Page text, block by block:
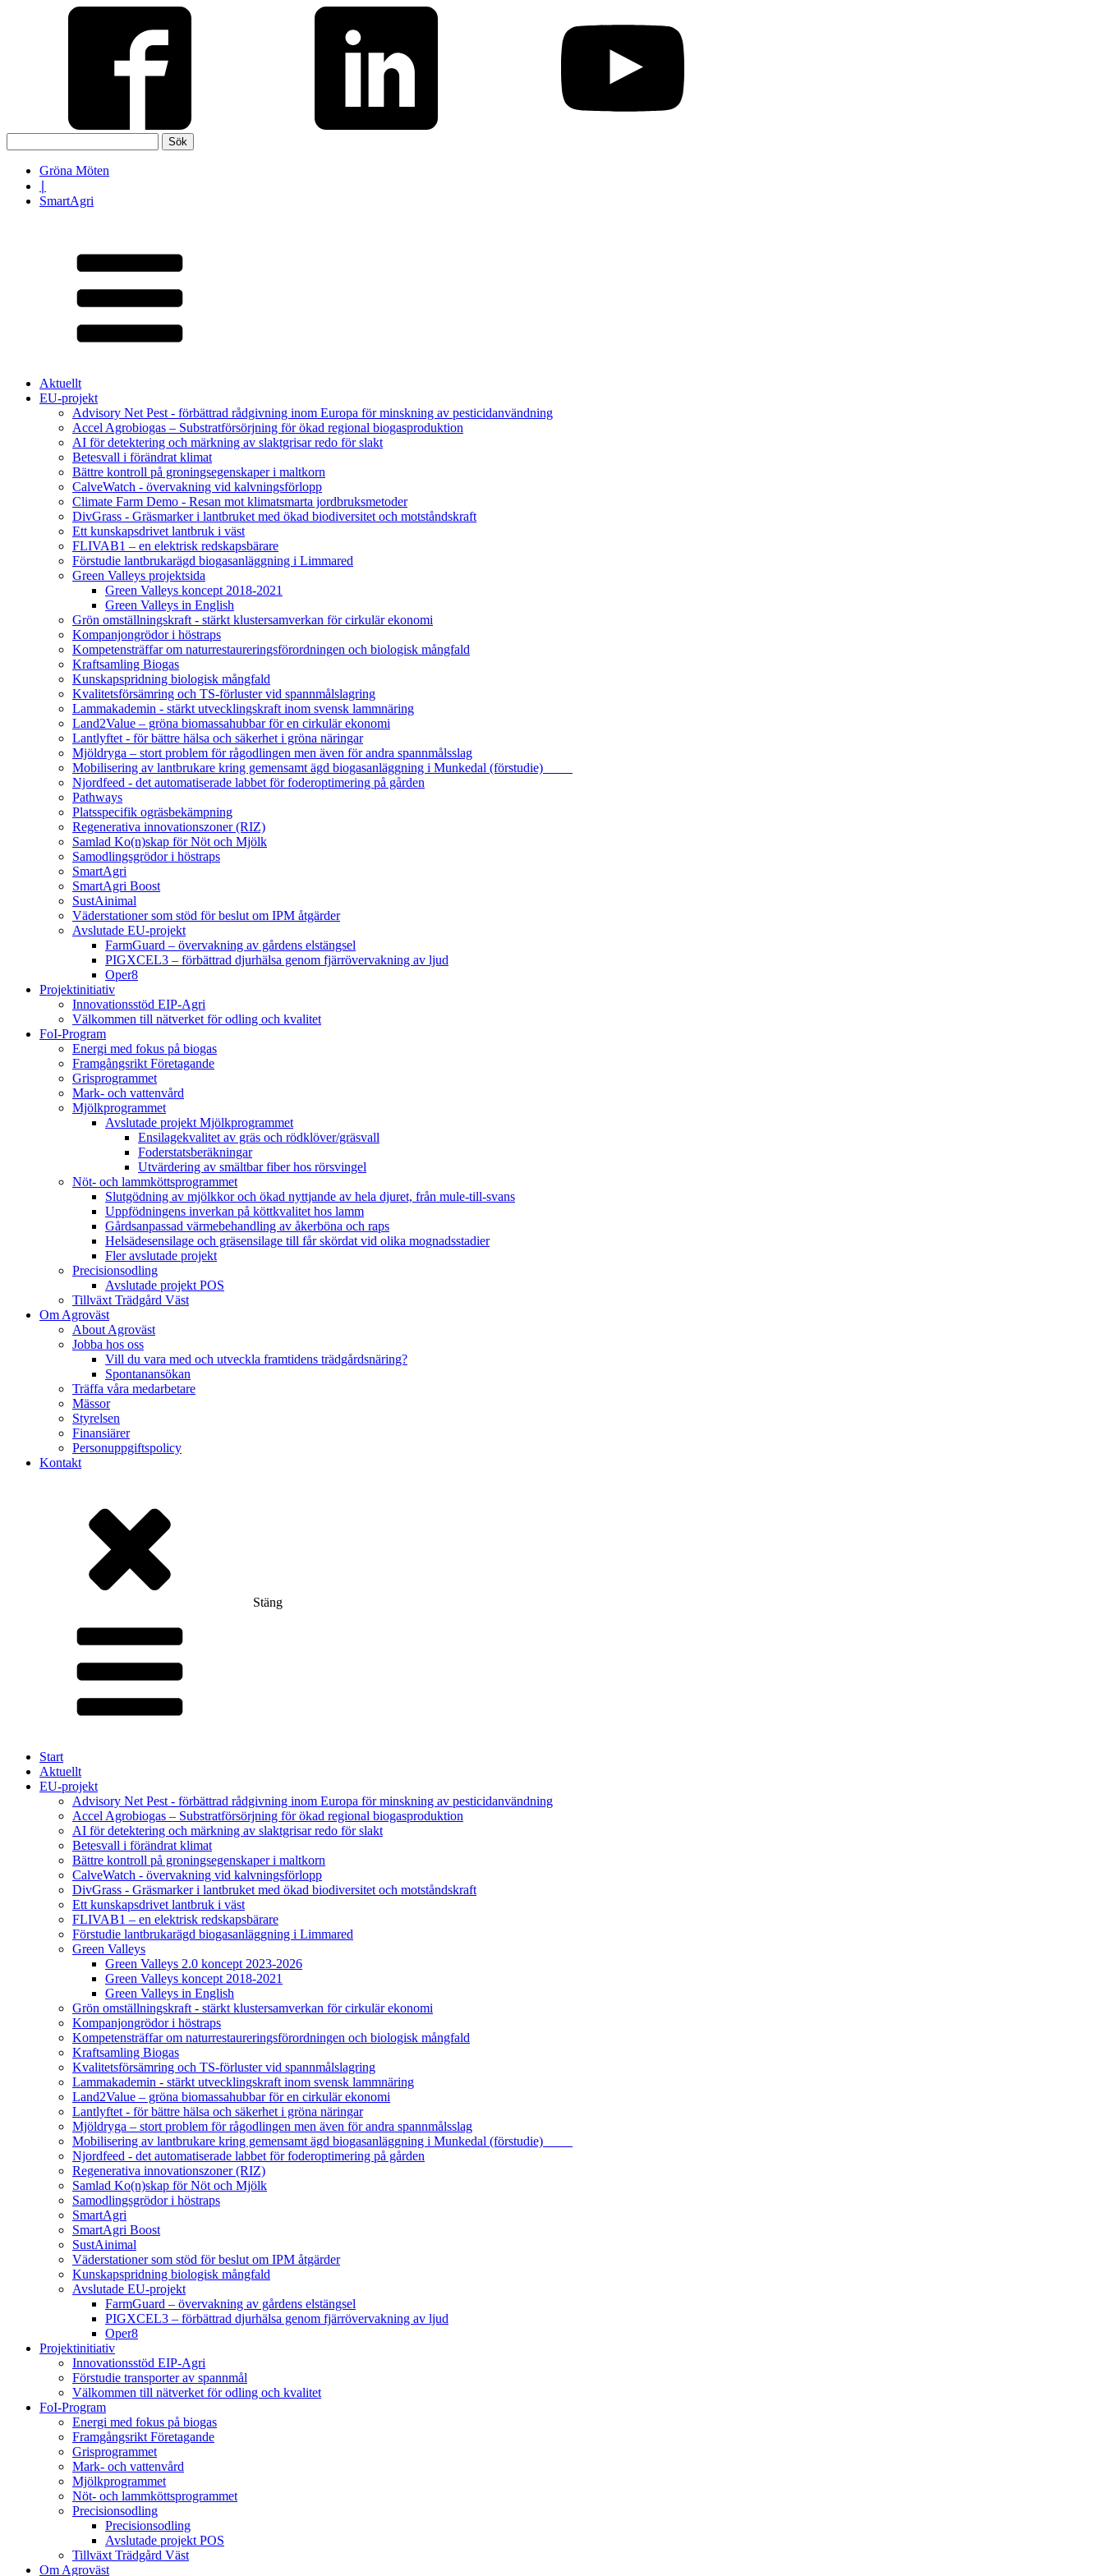
efter:
Gröna Möten
SmartAgri
Aktuellt
EU-projekt
Advisory Net Pest - förbättrad rådgivning inom Europa för minskning av pesticidanvändning
Accel Agrobiogas – Substratförsörjning för ökad regional biogasproduktion
AI för detektering och märkning av slaktgrisar redo för slakt
Betesvall i förändrat klimat
Bättre kontroll på groningsegenskaper i maltkorn
CalveWatch - övervakning vid kalvningsförlopp
Climate Farm Demo - Resan mot klimatsmarta jordbruksmetoder
DivGrass - Gräsmarker i lantbruket med ökad biodiversitet och motståndskraft
Ett kunskapsdrivet lantbruk i väst
FLIVAB1 – en elektrisk redskapsbärare
Förstudie lantbrukarägd biogasanläggning i Limmared
Green Valleys projektsida
Green Valleys koncept 2018-2021
Green Valleys in English
Grön omställningskraft - stärkt klustersamverkan för cirkulär ekonomi
Kompanjongrödor i höstraps
Kompetensträffar om naturrestaureringsförordningen och biologisk mångfald
Kraftsamling Biogas
Kunskapspridning biologisk mångfald
Kvalitetsförsämring och TS-förluster vid spannmålslagring
Lammakademin - stärkt utvecklingskraft inom svensk lammnäring
Land2Value – gröna biomassahubbar för en cirkulär ekonomi
Lantlyftet - för bättre hälsa och säkerhet i gröna näringar
Mjöldryga – stort problem för rågodlingen men även för andra spannmålsslag
Mobilisering av lantbrukare kring gemensamt ägd biogasanläggning i Munkedal (förstudie)
Njordfeed - det automatiserade labbet för foderoptimering på gården
Pathways
Platsspecifik ogräsbekämpning
Regenerativa innovationszoner (RIZ)
Samlad Ko(n)skap för Nöt och Mjölk
Samodlingsgrödor i höstraps
SmartAgri
SmartAgri Boost
SustAinimal
Väderstationer som stöd för beslut om IPM åtgärder
Avslutade EU-projekt
FarmGuard – övervakning av gårdens elstängsel
PIGXCEL3 – förbättrad djurhälsa genom fjärrövervakning av ljud
Oper8
Projektinitiativ
Innovationsstöd EIP-Agri
Välkommen till nätverket för odling och kvalitet
FoI-Program
Energi med fokus på biogas
Framgångsrikt Företagande
Grisprogrammet
Mark- och vattenvård
Mjölkprogrammet
Avslutade projekt Mjölkprogrammet
Ensilagekvalitet av gräs och rödklöver/gräsvall
Foderstatsberäkningar
Utvärdering av smältbar fiber hos rörsvingel
Nöt- och lammköttsprogrammet
Slutgödning av mjölkkor och ökad nyttjande av hela djuret, från mule-till-svans
Uppfödningens inverkan på köttkvalitet hos lamm
Gårdsanpassad värmebehandling av åkerböna och raps
Helsädesensilage och gräsensilage till får skördat vid olika mognadsstadier
Fler avslutade projekt
Precisionsodling
Avslutade projekt POS
Tillväxt Trädgård Väst
Om Agroväst
About Agroväst
Jobba hos oss
Vill du vara med och utveckla framtidens trädgårdsnäring?
Spontanansökan
Träffa våra medarbetare
Mässor
Styrelsen
Finansiärer
Personuppgiftspolicy
Kontakt
Stäng
Start
Aktuellt
EU-projekt
Advisory Net Pest - förbättrad rådgivning inom Europa för minskning av pesticidanvändning
Accel Agrobiogas – Substratförsörjning för ökad regional biogasproduktion
AI för detektering och märkning av slaktgrisar redo för slakt
Betesvall i förändrat klimat
Bättre kontroll på groningsegenskaper i maltkorn
CalveWatch - övervakning vid kalvningsförlopp
DivGrass - Gräsmarker i lantbruket med ökad biodiversitet och motståndskraft
Ett kunskapsdrivet lantbruk i väst
FLIVAB1 – en elektrisk redskapsbärare
Förstudie lantbrukarägd biogasanläggning i Limmared
Green Valleys
Green Valleys 2.0 koncept 2023-2026
Green Valleys koncept 2018-2021
Green Valleys in English
Grön omställningskraft - stärkt klustersamverkan för cirkulär ekonomi
Kompanjongrödor i höstraps
Kompetensträffar om naturrestaureringsförordningen och biologisk mångfald
Kraftsamling Biogas
Kvalitetsförsämring och TS-förluster vid spannmålslagring
Lammakademin - stärkt utvecklingskraft inom svensk lammnäring
Land2Value – gröna biomassahubbar för en cirkulär ekonomi
Lantlyftet - för bättre hälsa och säkerhet i gröna näringar
Mjöldryga – stort problem för rågodlingen men även för andra spannmålsslag
Mobilisering av lantbrukare kring gemensamt ägd biogasanläggning i Munkedal (förstudie)
Njordfeed - det automatiserade labbet för foderoptimering på gården
Regenerativa innovationszoner (RIZ)
Samlad Ko(n)skap för Nöt och Mjölk
Samodlingsgrödor i höstraps
SmartAgri
SmartAgri Boost
SustAinimal
Väderstationer som stöd för beslut om IPM åtgärder
Kunskapspridning biologisk mångfald
Avslutade EU-projekt
FarmGuard – övervakning av gårdens elstängsel
PIGXCEL3 – förbättrad djurhälsa genom fjärrövervakning av ljud
Oper8
Projektinitiativ
Innovationsstöd EIP-Agri
Förstudie transporter av spannmål
Välkommen till nätverket för odling och kvalitet
FoI-Program
Energi med fokus på biogas
Framgångsrikt Företagande
Grisprogrammet
Mark- och vattenvård
Mjölkprogrammet
Nöt- och lammköttsprogrammet
Precisionsodling
Precisionsodling
Avslutade projekt POS
Tillväxt Trädgård Väst
Om Agroväst